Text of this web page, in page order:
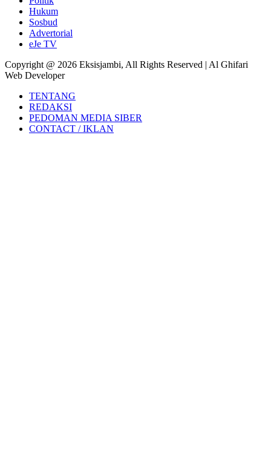
Hukum
Sosbud
Advertorial
eJe TV
Copyright @ 2026 Eksisjambi, All Rights Reserved | Al Ghifari
Web Developer
TENTANG
REDAKSI
PEDOMAN MEDIA SIBER
CONTACT / IKLAN